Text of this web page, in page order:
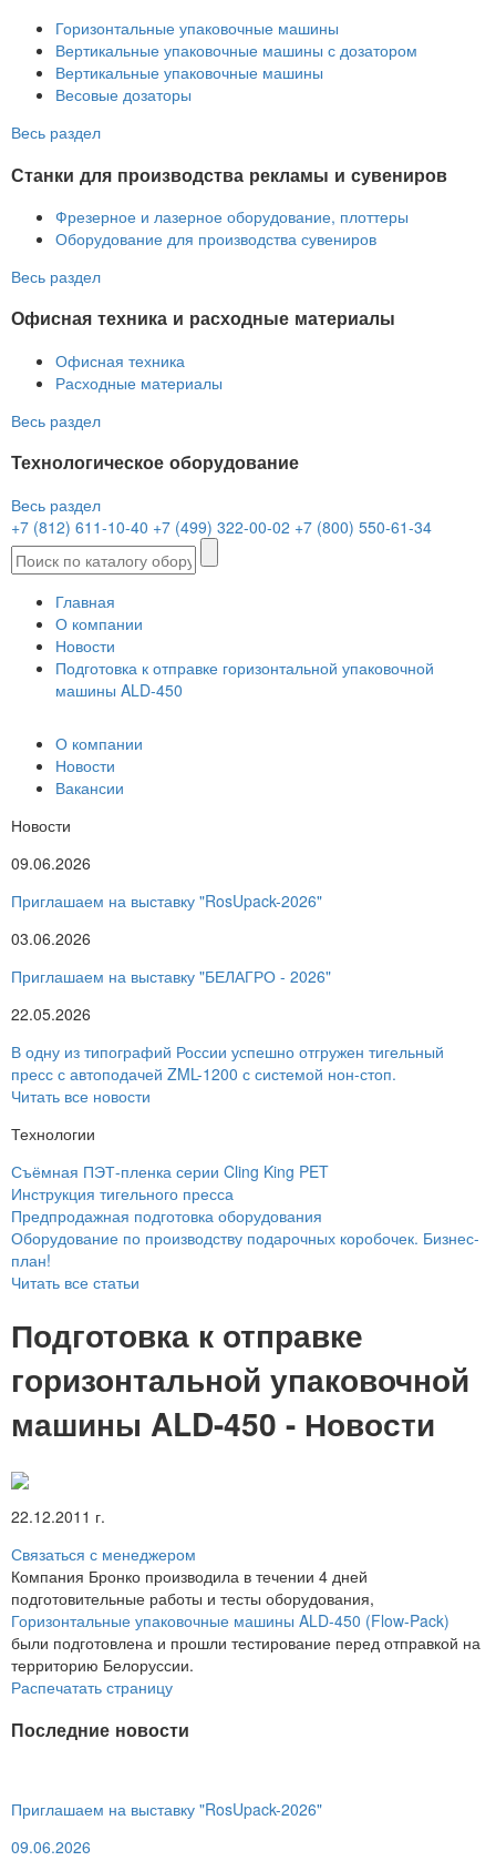
Горизонтальные упаковочные машины
Вертикальные упаковочные машины с дозатором
Вертикальные упаковочные машины
Весовые дозаторы
Весь раздел
Станки для производства рекламы и сувениров
Фрезерное и лазерное оборудование, плоттеры
Оборудование для производства сувениров
Весь раздел
Офисная техника и расходные материалы
Офисная техника
Расходные материалы
Весь раздел
Технологическое оборудование
Весь раздел
+7 (812) 611-10-40 +7 (499) 322-00-02 +7 (800) 550-61-34
Главная
О компании
Новости
Подготовка к отправке горизонтальной упаковочной
машины ALD-450
О компании
Новости
Вакансии
Новости
09.06.2026
Приглашаем на выставку "RosUpack-2026"
03.06.2026
Приглашаем на выставку "БЕЛАГРО - 2026"
22.05.2026
В одну из типографий России успешно отгружен тигельный
пресс с автоподачей ZML-1200 с системой нон-стоп.
Читать все новости
Технологии
Съёмная ПЭТ-пленка серии Cling King PET
Инструкция тигельного пресса
Предпродажная подготовка оборудования
Оборудование по производству подарочных коробочек. Бизнес-
план!
Читать все статьи
Подготовка к отправке
горизонтальной упаковочной
машины ALD-450 - Новости
22.12.2011 г.
Связаться с менеджером
Компания Бронко производила в течении 4 дней
подготовительные работы и тесты оборудования,
Горизонтальные упаковочные машины ALD-450 (Flow-Pack)
были подготовлена и прошли тестирование перед отправкой на
территорию Белоруссии.
Распечатать страницу
Последние новости
Приглашаем на выставку "RosUpack-2026"
09.06.2026